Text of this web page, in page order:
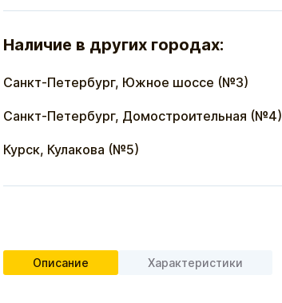
Наличие в других городах:
Санкт-Петербург, Южное шоссе (№3)
Санкт-Петербург, Домостроительная (№4)
Курск, Кулакова (№5)
Описание Характеристики